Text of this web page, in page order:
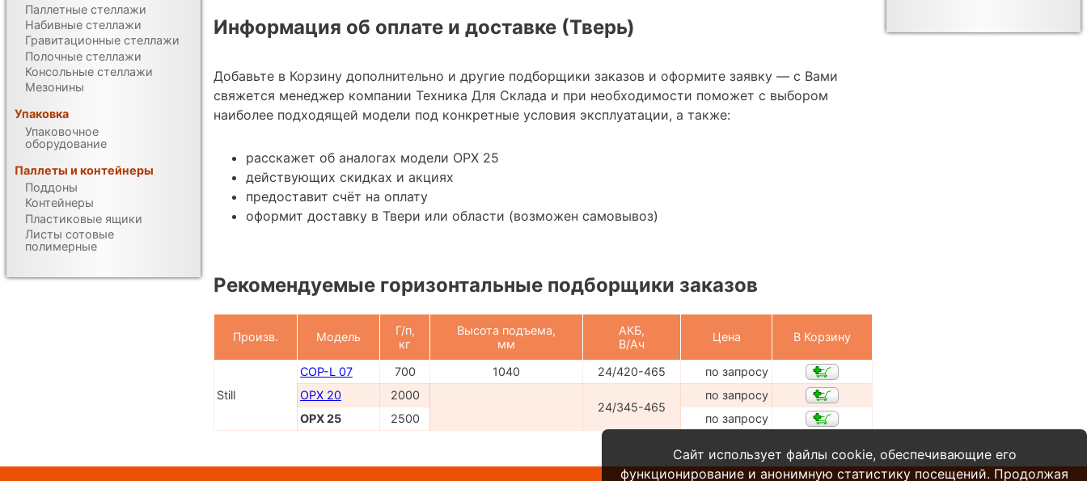
Информация об оплате и доставке (Тверь)
Добавьте в Корзину дополнительно и другие подборщики заказов и оформите заявку — с Вами
свяжется менеджер компании Техника Для Склада и при необходимости поможет с выбором
наиболее подходящей модели под конкретные условия эксплуатации, а также:
расскажет об аналогах модели OPX 25
действующих скидках и акциях
предоставит счёт на оплату
оформит доставку в Твери или области (возможен самовывоз)
Рекомендуемые горизонтальные подборщики заказов
Произв. Модель
Г/п,
кг
Высота подъема,
мм
АКБ,
В/Ач
Цена В Корзину
Still
COP-L 07 700 1040 24/420-465
по запросу
OPX 20
2000
24/345-465
по запросу
OPX 25
2500 по запросу
Паллетные стеллажи
Набивные стеллажи
Гравитационные стеллажи
Полочные стеллажи
Консольные стеллажи
Мезонины
Упаковка
Упаковочное
оборудование
Паллеты и контейнеры
Поддоны
Контейнеры
Пластиковые ящики
Листы сотовые
полимерные
Сайт использует файлы cookie, обеспечивающие его
функционирование и анонимную статистику посещений. Продолжая